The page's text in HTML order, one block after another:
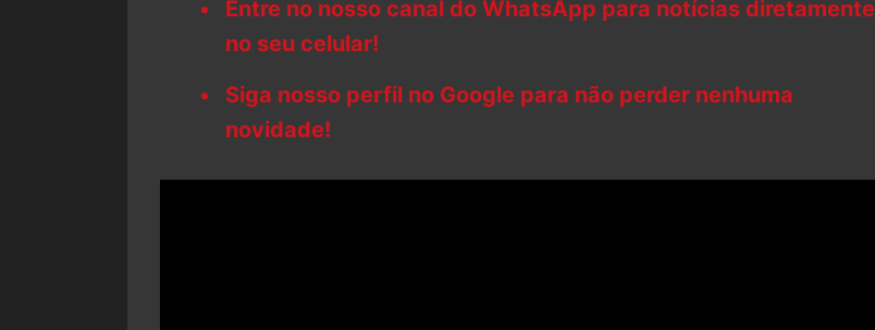
Entre no nosso canal do WhatsApp para notícias diretamente
no seu celular!
Siga nosso perfil no Google para não perder nenhuma
novidade!